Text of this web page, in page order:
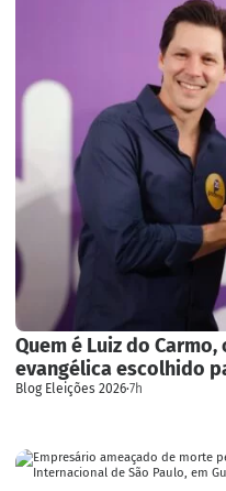
Quem é Luiz do
evangélica escolhido
Blog Eleições 2026·7h